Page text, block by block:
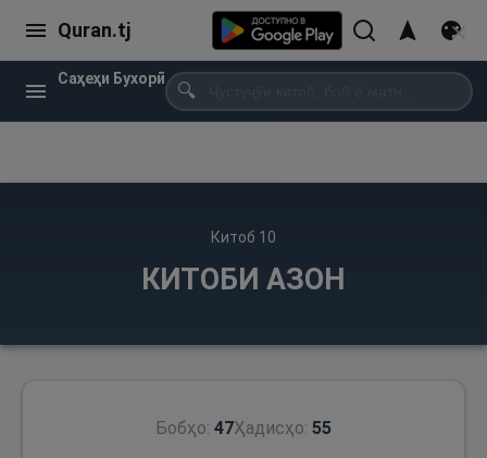
Quran.tj
Саҳеҳи Бухорӣ
🔍
Китоб 10
КИТОБИ АЗОН
Бобҳо: 47Ҳадисҳо: 55